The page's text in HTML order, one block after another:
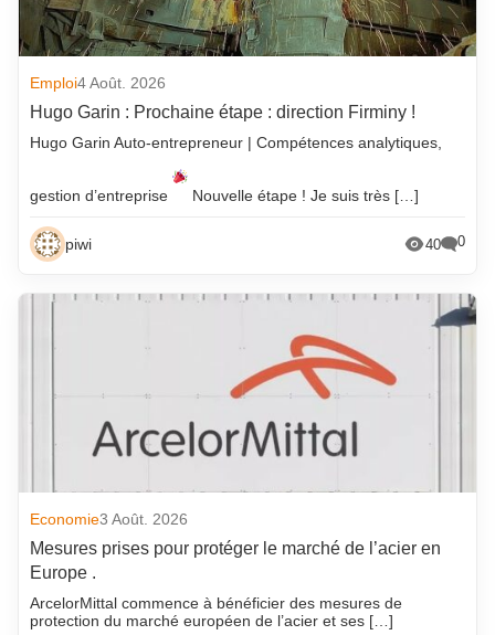
Emploi4 Août. 2026
Hugo Garin : Prochaine étape : direction Firminy !
Hugo Garin Auto-entrepreneur | Compétences analytiques,
gestion d’entreprise Nouvelle étape ! Je suis très […]
piwi 40 0
Economie3 Août. 2026
Mesures prises pour protéger le marché de l’acier en
Europe .
ArcelorMittal commence à bénéficier des mesures de
protection du marché européen de l’acier et ses […]